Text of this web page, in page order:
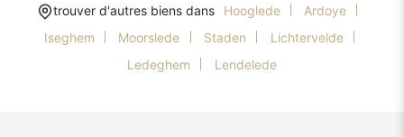
trouver d'autres biens dans Hooglede
Ardoye
Iseghem
Moorslede Staden
Lichtervelde
Ledeghem
Lendelede